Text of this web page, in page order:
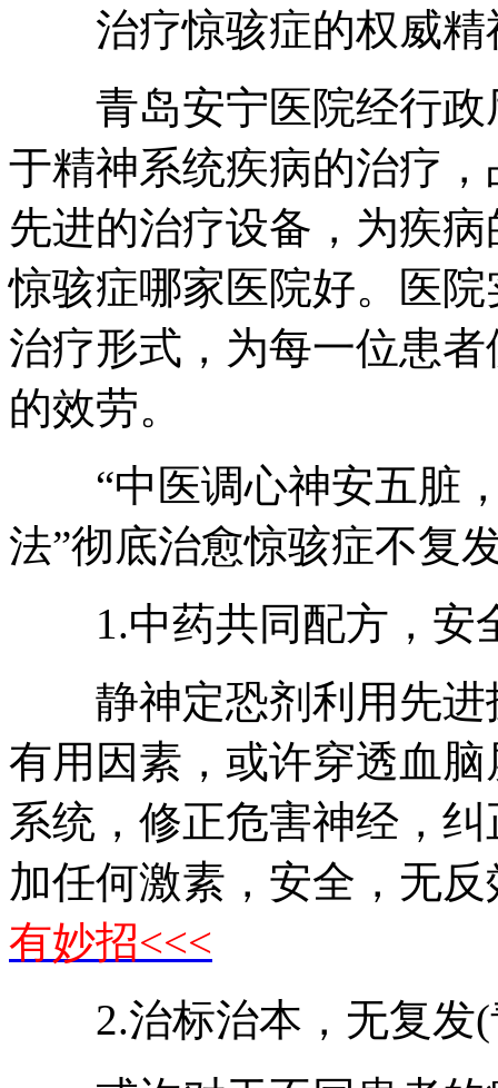
治疗惊骇症的权威精
青岛安宁医院经行政
于精神系统疾病的治疗
先进的治疗设备，为疾
惊骇症哪家医院好。医
治疗形式，为每一位患
的效劳。
“中医调心神安五脏，
法”彻底治愈惊骇症不复
1.中药共同配方，安
静神定恐剂利用先进
有用因素，或许穿透血
系统，修正危害神经，
加任何激素，安全，无反
有妙招<<<
2.治标治本，无复发(